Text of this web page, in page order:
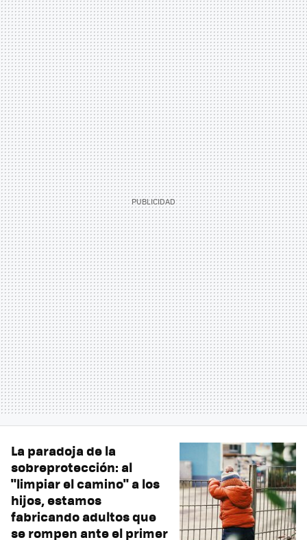
La paradoja de la
sobreprotección: al
"limpiar el camino" a los
hijos, estamos
fabricando adultos que
se rompen ante el primer